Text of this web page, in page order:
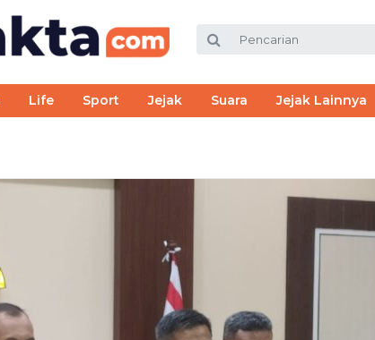
Life Sport Jejak Suara Jejak Lainnya